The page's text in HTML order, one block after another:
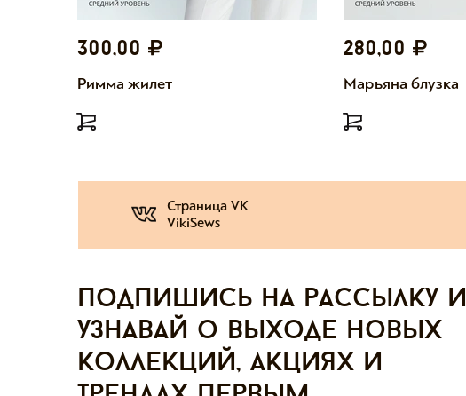
300,00
Римма жилет
280,00
Марьяна блузка
Страница VK
VikiSews
Подпишись на рассылку и
узнавай о выходе новых
коллекций, акциях и